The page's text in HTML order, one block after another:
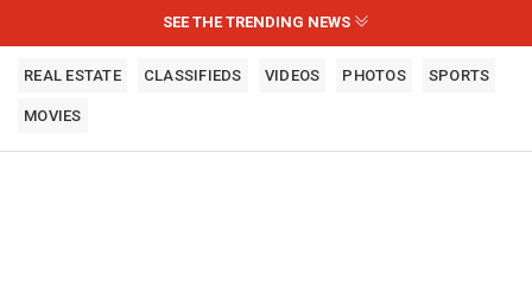
SEE THE TRENDING NEWS
REAL ESTATE CLASSIFIEDS VIDEOS PHOTOS SPORTS
MOVIES